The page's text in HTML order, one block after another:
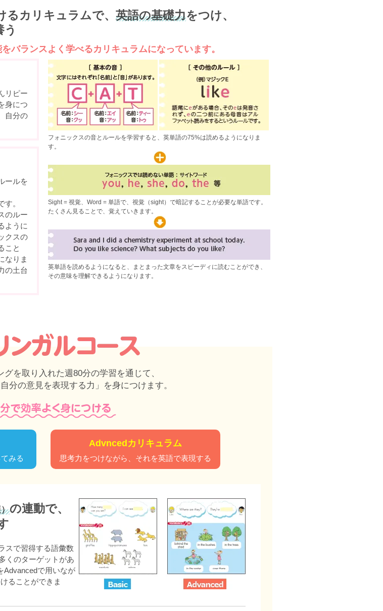
カリキュラムで、 英語の基礎力をつけ、
う
バランスよく学べるカリキュラムになっています。
リピー
身につ
自分の
ールを
。
のルー
ように
クスの
こと
なりま
の土台
フォニックスの音とルールを学習すると、英単語の75%は読めるようになりま
す。
Sight = 視覚、Word = 単語で、視覚（sight）で暗記することが必要な単語です。
たくさん見ることで、覚えていきます。
英単語を読めるようになると、まとまった文章をスピーディに読むことができ、
その意味を理解できるようになります。
グを取り入れた週80分の学習を通じて、
分の意見を表現する力」を身につけます。
みる
Advncedカリキュラム
思考力をつけながら、それを英語で表現する
の連動で、
スで習得する語彙数
くのターゲットがあ
Advancedで用いなが
ることができま